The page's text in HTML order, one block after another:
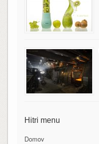
Hitri menu
Domov